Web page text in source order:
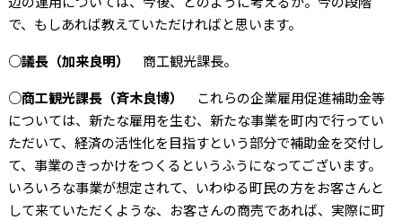
で、もしあれば教えていただければと思います。
○議長（加来良明）
商工観光課長。
○商工観光課長（斉木良博）
これらの企業雇用促進補助金等
については、新たな雇用を生む、新たな事業を町内で行ってい
ただいて、経済の活性化を目指すという部分で補助金を交付し
て、事業のきっかけをつくるというふうになってございます。
いろいろな事業が想定されて、いわゆる町民の方をお客さんと
して来ていただくような、お客さんの商売であれば、実際に町